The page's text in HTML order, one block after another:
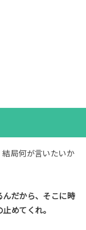
結局何が言いたいか
んだから、そこに時
めてくれ。